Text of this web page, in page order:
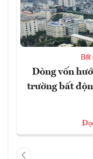
Bất
Dòng vốn
trường bất